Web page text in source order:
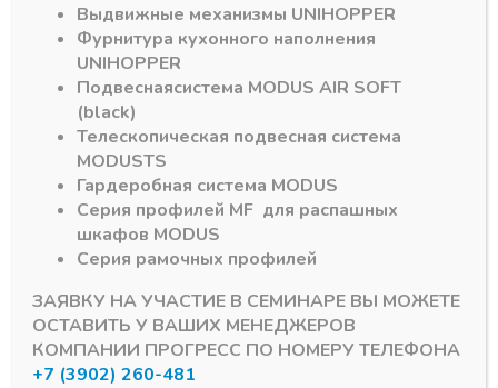
Подпишитесь на рассылку акций
6
#Алюминиевый Профиль
#DRAGON-BOX 1 #D-MOTION 1
Выдвижные механизмы UNIHOPPER
Фурнитура кухонного наполнения
UNIHOPPER
Подвеснаясистема MODUS AIR SOFT
(black)
Телескопическая подвесная система
MODUSTS
Гардеробная система MODUS
Серия профилей MF для распашных
шкафов MODUS
Серия рамочных профилей
ЗАЯВКУ НА УЧАСТИЕ В СЕМИНАРЕ ВЫ МОЖЕТЕ
ОСТАВИТЬ У ВАШИХ МЕНЕДЖЕРОВ
КОМПАНИИ ПРОГРЕСС ПО НОМЕРУ ТЕЛЕФОНА
+7 (3902) 260-481